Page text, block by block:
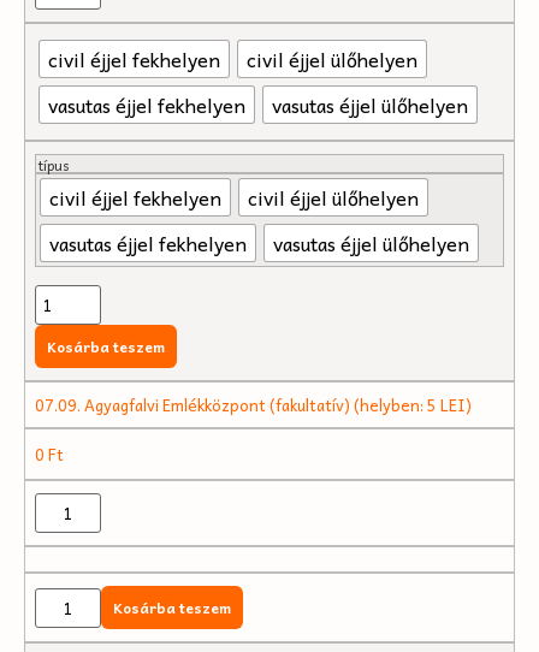
civil éjjel fekhelyen
civil éjjel ülőhelyen
vasutas éjjel fekhelyen
vasutas éjjel ülőhelyen
típus
civil éjjel fekhelyen
civil éjjel ülőhelyen
vasutas éjjel fekhelyen
vasutas éjjel ülőhelyen
Kosárba teszem
07.09. Agyagfalvi Emlékközpont (fakultatív) (helyben: 5 LEI)
0Ft
Kosárba teszem